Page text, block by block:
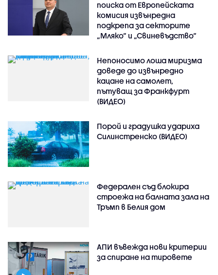
поиска от Европейската
комисия извънредна
подкрепа за секторите
„Мляко“ и „Свиневъдство“
Непоносимо лоша миризма
доведе до извънредно
кацане на самолет,
пътуващ за Франкфурт
(ВИДЕО)
Порой и градушка удариха
Силинстренско (ВИДЕО)
Федерален съд блокира
строежа на балната зала на
Тръмп в Белия дом
АПИ въвежда нови критерии
за спиране на тировете